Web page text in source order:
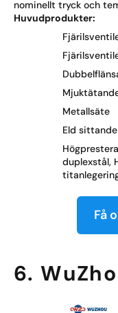
nominellt tryck och
Huvudprodukter:
Metallsäte
Eld sittande
duplexstål,
Få
6.